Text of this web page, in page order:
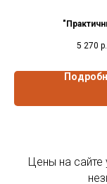
5 270 р.
Цены на сайте